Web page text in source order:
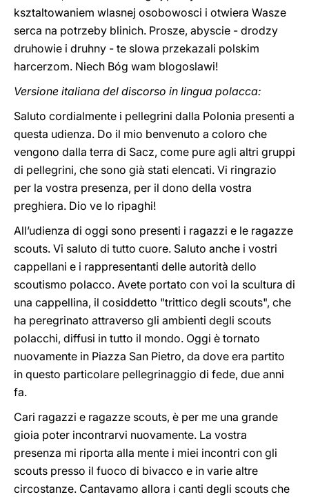
ksztaltowaniem wlasnej osobowosci i otwiera Wasze
serca na potrzeby blinich. Prosze, abyscie - drodzy
druhowie i druhny - te slowa przekazali polskim
harcerzom. Niech Bóg wam blogoslawi!
Versione italiana del discorso in lingua polacca:
Saluto cordialmente i pellegrini dalla Polonia presenti a
questa udienza. Do il mio benvenuto a coloro che
vengono dalla terra di Sacz, come pure agli altri gruppi
di pellegrini, che sono già stati elencati. Vi ringrazio
per la vostra presenza, per il dono della vostra
preghiera. Dio ve lo ripaghi!
All’udienza di oggi sono presenti i ragazzi e le ragazze
scouts. Vi saluto di tutto cuore. Saluto anche i vostri
cappellani e i rappresentanti delle autorità dello
scoutismo polacco. Avete portato con voi la scultura di
una cappellina, il cosiddetto "trittico degli scouts", che
ha peregrinato attraverso gli ambienti degli scouts
polacchi, diffusi in tutto il mondo. Oggi è tornato
nuovamente in Piazza San Pietro, da dove era partito
in questo particolare pellegrinaggio di fede, due anni
fa.
Cari ragazzi e ragazze scouts, è per me una grande
gioia poter incontrarvi nuovamente. La vostra
presenza mi riporta alla mente i miei incontri con gli
scouts presso il fuoco di bivacco e in varie altre
circostanze. Cantavamo allora i canti degli scouts che